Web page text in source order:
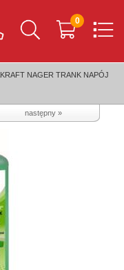
0
NAGER TRANK NAPÓJ
następny »